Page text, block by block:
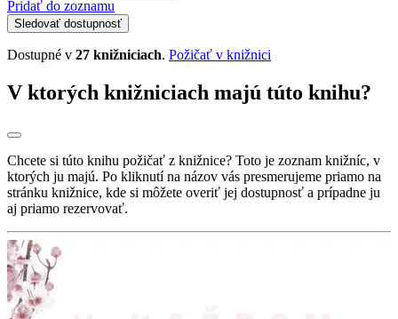
Pridať do zoznamu
Sledovať dostupnosť
Dostupné v 27 knižniciach. Požičať v knižnici
V ktorých knižniciach majú túto knihu?
Chcete si túto knihu požičať z knižnice? Toto je zoznam knižníc, v
ktorých ju majú. Po kliknutí na názov vás presmerujeme priamo na
stránku knižnice, kde si môžete overiť jej dostupnosť a prípadne ju
aj priamo rezervovať.